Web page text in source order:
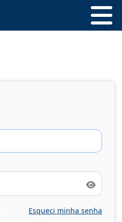
Mostrar
Esqueci minha senha